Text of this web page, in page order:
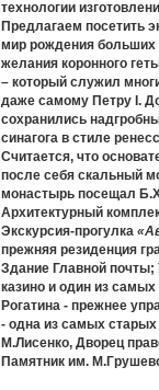
технологии
Предлагаем посетить
мир рождения больших
желания коронного
– который служил
даже самому Петру I.
сохранились
синагога в стиле
Считается, что
после себя скальный
монастырь посещал
Архитектурный
Экскурсия-прогулка
прежняя резиденция
Здание Главной
казино и один из
Рогатина - прежнее
- одна из самых
М.Лисенко, Дворец
Памятник им.